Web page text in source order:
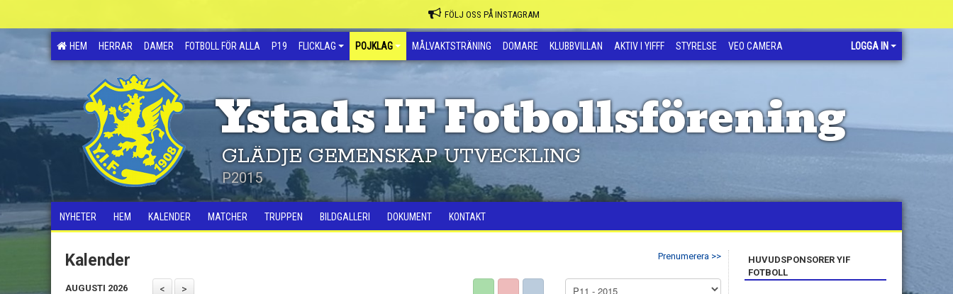
FÖLJ OSS PÅ INSTAGRAM
HEM HERRAR DAMER FOTBOLL FÖR ALLA P19 FLICKLAG POJKLAG MÅLVAKTSTRÄNING DOMARE KLUBBVILLAN AKTIV I YIFFF STYRELSE VEO CAMERA LOGGA IN
Ystads IF Fotbollsförening
GLÄDJE GEMENSKAP UTVECKLING
P2015
NYHETER HEM KALENDER MATCHER TRUPPEN BILDGALLERI DOKUMENT KONTAKT
Prenumerera >>
Kalender
AUGUSTI 2026
HUVUDSPONSORER YIF
FOTBOLL